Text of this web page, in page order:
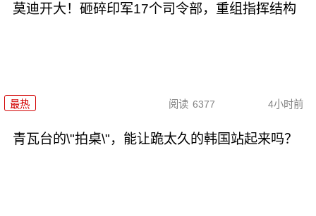
莫迪开大！砸碎印军17个司令部，重组指挥结构
最热 阅读 6377 4小时前
青瓦台的\"拍桌\"，能让跪太久的韩国站起来吗？